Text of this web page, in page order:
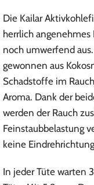
Die Kailar
herrlich angenehmes
noch umwerfend
gewonnen aus
Schadstoffe im
Aroma. Dank der
werden der Rauch
Feinstaubbelastung
keine
In jeder Tüte warten